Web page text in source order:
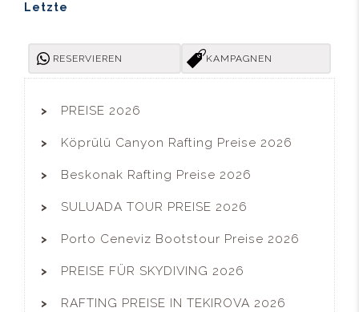
Letzte
RESERVIEREN KAMPAGNEN
PREISE 2026
Köprülü Canyon Rafting Preise 2026
Beskonak Rafting Preise 2026
SULUADA TOUR PREISE 2026
Porto Ceneviz Bootstour Preise 2026
PREISE FÜR SKYDIVING 2026
RAFTING PREISE IN TEKIROVA 2026